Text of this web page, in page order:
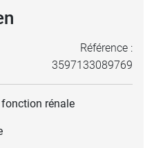
Référence :
3597133089769
rénale